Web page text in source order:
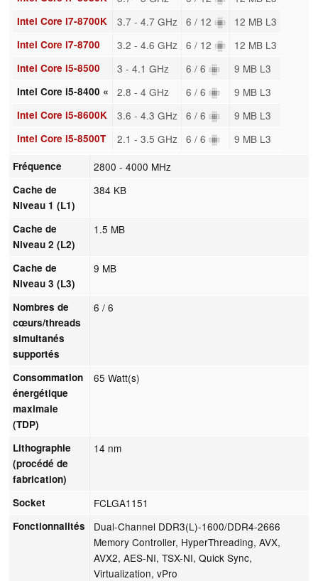
Intel Core i7-8700K 3.7 - 4.7 GHz 6 / 12 12 MB L3
Intel Core i7-8700 3.2 - 4.6 GHz 6 / 12 12 MB L3
Intel Core i5-8500 3 - 4.1 GHz 6 / 6 9 MB L3
Intel Core i5-8400 « 2.8 - 4 GHz 6 / 6 9 MB L3
Intel Core i5-8600K 3.6 - 4.3 GHz 6 / 6 9 MB L3
Intel Core i5-8500T 2.1 - 3.5 GHz 6 / 6 9 MB L3
Fréquence 2800 - 4000 MHz
Cache de
Niveau 1 (L1)
384 KB
Cache de
Niveau 2 (L2)
1.5 MB
Cache de
Niveau 3 (L3)
9 MB
Nombres de
cœurs/threads
simultanés
supportés
6 / 6
Consommation
énergétique
maximale
(TDP)
65 Watt(s)
Lithographie
(procédé de
fabrication)
14 nm
Socket FCLGA1151
Fonctionnalités
Dual-Channel DDR3(L)-1600/DDR4-2666
Memory Controller, HyperThreading, AVX,
AVX2, AES-NI, TSX-NI, Quick Sync,
Virtualization, vPro